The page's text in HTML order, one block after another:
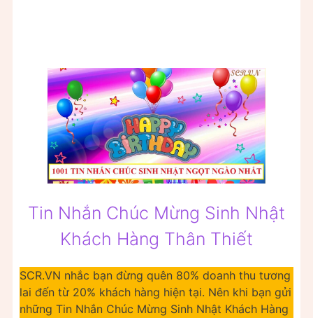
Tin Nhắn Chúc Mừng Sinh Nhật
Khách Hàng Thân Thiết
SCR.VN nhắc bạn đừng quên 80% doanh thu tương
lai đến từ 20% khách hàng hiện tại. Nên khi bạn gửi
những Tin Nhắn Chúc Mừng Sinh Nhật Khách Hàng